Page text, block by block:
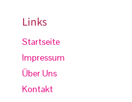
Links
Startseite
Impressum
Über Uns
Kontakt